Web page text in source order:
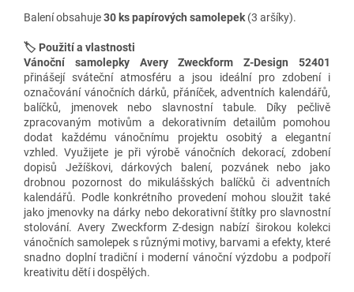
Balení obsahuje30 ks papírových samolepek(3 aršíky).
🏷️ Použití a vlastnosti
Vánoční samolepky Avery Zweckform Z-Design 52401
přinášejí sváteční atmosféru a jsou ideální pro zdobení i
označování vánočních dárků, přáníček, adventních kalendářů,
balíčků, jmenovek nebo slavnostní tabule. Díky pečlivě
zpracovaným motivům a dekorativním detailům pomohou
dodat každému vánočnímu projektu osobitý a elegantní
vzhled. Využijete je při výrobě vánočních dekorací, zdobení
dopisů Ježíškovi, dárkových balení, pozvánek nebo jako
drobnou pozornost do mikulášských balíčků či adventních
kalendářů. Podle konkrétního provedení mohou sloužit také
jako jmenovky na dárky nebo dekorativní štítky pro slavnostní
stolování. Avery Zweckform Z-design nabízí širokou kolekci
vánočních samolepek s různými motivy, barvami a efekty, které
snadno doplní tradiční i moderní vánoční výzdobu a podpoří
kreativitu dětí i dospělých.